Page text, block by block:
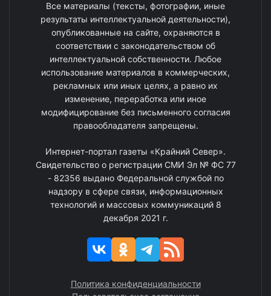
Все материалы (тексты, фотографии, иные
результаты интеллектуальной деятельности),
опубликованные на сайте, охраняются в
соответствии с законодательством об
интеллектуальной собственности. Любое
использование материалов в коммерческих,
рекламных или иных целях, а равно их
изменение, переработка или иное
модифицирование без письменного согласия
правообладателя запрещены.
Интернет-портал газеты «Крайний Север».
Свидетельство о регистрации СМИ Эл № ФС 77
- 82356 выдано Федеральной службой по
надзору в сфере связи, информационных
технологий и массовых коммуникаций 8
декабря 2021 г.
Политика конфиденциальности